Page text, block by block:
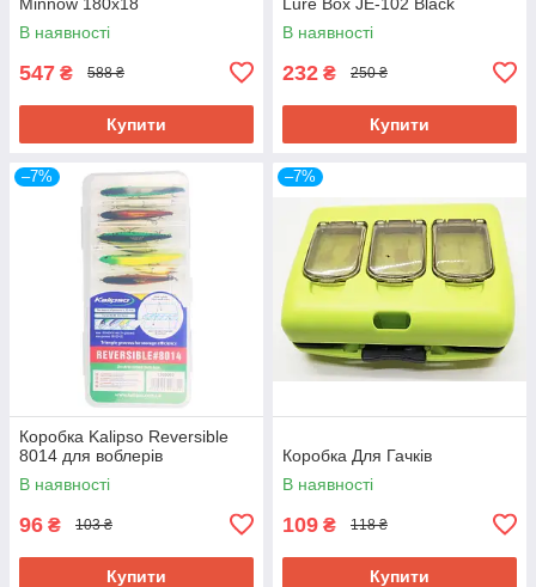
В наявності
547 ₴ 588 ₴
Купити
В наявності
232 ₴ 250 ₴
Купити
–7%
Коробка Kalipso Reversible
8014 для воблерів
В наявності
96 ₴ 103 ₴
Купити
–7%
Коробка Для Гачків
В наявності
109 ₴ 118 ₴
Купити